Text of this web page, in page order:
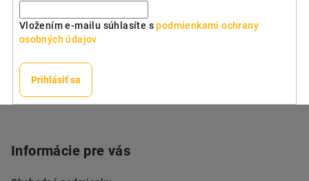
Vložením e-mailu súhlasíte spodmienkami ochrany
osobných údajov
Prihlásiť sa
Informácie pre vás